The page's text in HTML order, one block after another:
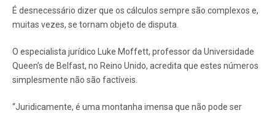
É desnecessário dizer que os cálculos sempre são complexos e,
muitas vezes, se tornam objeto de disputa.
O especialista jurídico Luke Moffett, professor da Universidade
Queen’s de Belfast, no Reino Unido, acredita que estes números
simplesmente não são factíveis.
“Juridicamente, é uma montanha imensa que não pode ser